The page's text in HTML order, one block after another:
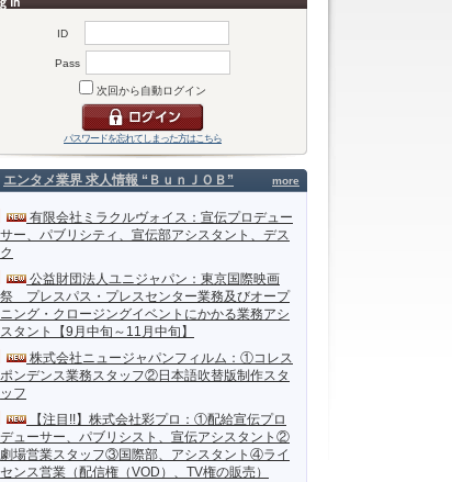
ID
Pass
次回から自動ログイン
パスワードを忘れてしまった方はこちら
more
エンタメ業界 求人情報 “ＢｕｎＪＯＢ”
有限会社ミラクルヴォイス：宣伝プロデュー
サー、パブリシティ、宣伝部アシスタント、デス
ク
公益財団法人ユニジャパン：東京国際映画
祭 プレスパス・プレスセンター業務及びオープ
ニング・クロージングイベントにかかる業務アシ
スタント【9月中旬～11月中旬】
株式会社ニュージャパンフィルム：①コレス
ポンデンス業務スタッフ②日本語吹替版制作スタ
ッフ
【注目!!】株式会社彩プロ：①配給宣伝プロ
デューサー、パブリシスト、宣伝アシスタント②
劇場営業スタッフ③国際部、アシスタント④ライ
センス営業（配信権（VOD）、TV権の販売）